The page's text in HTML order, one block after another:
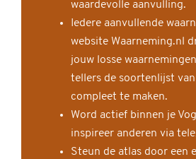
waardevolle aanvulling.
Iedere aanvullende
website Waarneming.nl
jouw losse
tellers de soortenlijst
compleet te maken.
Word actief binnen je
inspireer anderen via
Steun de atlas door een